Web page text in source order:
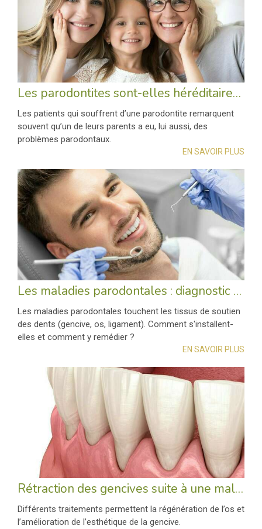
Les parodontites sont-elles héréditaires ?
Les patients qui souffrent d’une parodontite remarquent
souvent qu’un de leurs parents a eu, lui aussi, des
problèmes parodontaux.
EN SAVOIR PLUS
Les maladies parodontales : diagnostic et plan de traitement
Les maladies parodontales touchent les tissus de soutien
des dents (gencive, os, ligament). Comment s'installent-
elles et comment y remédier ?
EN SAVOIR PLUS
Rétraction des gencives suite à une maladie parodontale
Différents traitements permettent la régénération de l’os et
l’amélioration de l’esthétique de la gencive.